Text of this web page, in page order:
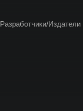
Разработчики/Издатели